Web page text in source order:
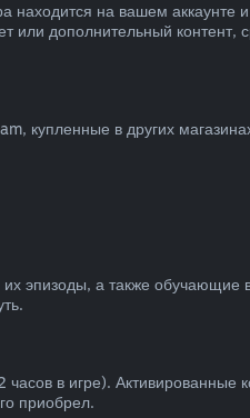
находится на вашем аккаунте
или дополнительный контент,
купленные в других
эпизоды, а также обучающие
в игре). Активированные
приобрел.